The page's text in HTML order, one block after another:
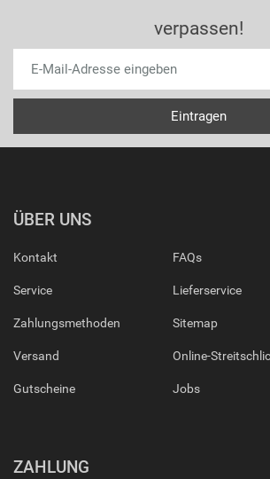
verpassen!
ÜBER UNS
Kontakt
Service
Zahlungsmethoden
Versand
Gutscheine
FAQs
Lieferservice
Sitemap
Online-
Jobs
ZAHLUNG